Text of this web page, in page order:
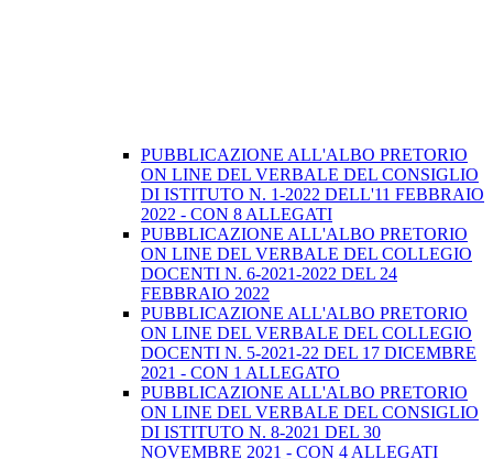
PUBBLICAZIONE ALL'ALBO PRETORIO
ON LINE DEL VERBALE DEL CONSIGLIO
DI ISTITUTO N. 1-2022 DELL'11 FEBBRAIO
2022 - CON 8 ALLEGATI
PUBBLICAZIONE ALL'ALBO PRETORIO
ON LINE DEL VERBALE DEL COLLEGIO
DOCENTI N. 6-2021-2022 DEL 24
FEBBRAIO 2022
PUBBLICAZIONE ALL'ALBO PRETORIO
ON LINE DEL VERBALE DEL COLLEGIO
DOCENTI N. 5-2021-22 DEL 17 DICEMBRE
2021 - CON 1 ALLEGATO
PUBBLICAZIONE ALL'ALBO PRETORIO
ON LINE DEL VERBALE DEL CONSIGLIO
DI ISTITUTO N. 8-2021 DEL 30
NOVEMBRE 2021 - CON 4 ALLEGATI